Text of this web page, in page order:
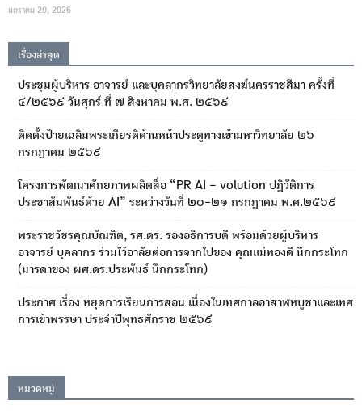
มกราคม 20, 2026
เรื่องล่าสุด
ประชุมผู้บริหาร อาจารย์ และบุคลากรวิทยาลัยสงฆ์นครราชสีมา ครั้งที่
๔/๒๕๖๙ วันศุกร์ ที่ ๗ สิงหาคม พ.ศ. ๒๕๖๙
ติดตั้งป้ายเฉลิมพระเกียรติด้านหน้าประตูทางเข้ามหาวิทยาลัย ๒๖
กรกฎาคม ๒๕๖๙
โครงการพัฒนาศักยภาพผลิตสื่อ “PR AI – volution ปฏิวัติการ
ประชาสัมพันธ์ด้วย AI” ระหว่างวันที่ ๒๐-๒๑ กรกฎาคม พ.ศ.๒๕๖๙
พระราชวัชรคุณบัณฑิต, รศ.ดร. รองอธิการบดี พร้อมด้วยผู้บริหาร
อาจารย์ บุคลากร ร่วมไว้อาลัยต่อการจากไปของ คุณแม่ทองดี นึกกระโทก
(มารดาของ ผศ.ดร.ประพันธ์ นึกกระโทก)
ประกาศ เรื่อง หยุดการเรียนการสอน เนื่องในเทศกาลอาสาฬหบูชาและเทศ
การเข้าพรรษา ประจำปีพุทธศักราช ๒๕๖๙
หมวดหมู่